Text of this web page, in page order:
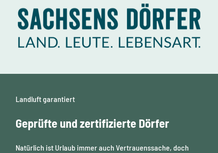
Landluft garantiert
Geprüfte und zertifizierte Dörfer
Natürlich ist Urlaub immer auch Vertrauenssache, doch